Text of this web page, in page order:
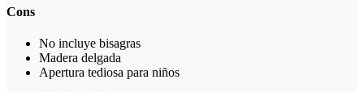
Cons
No incluye bisagras
Madera delgada
Apertura tediosa para niños